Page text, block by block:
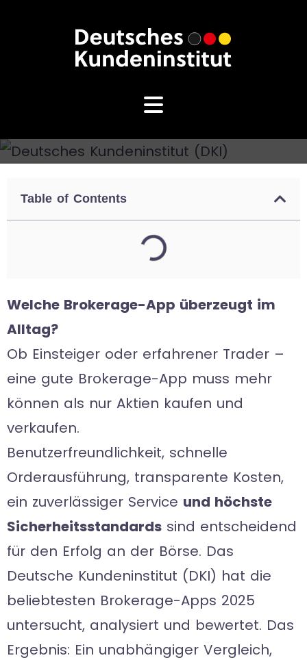
Table of Contents
Welche Brokerage-App überzeugt im
Alltag?
Ob Einsteiger oder erfahrener Trader –
eine gute Brokerage-App muss mehr
können als nur Aktien kaufen und
verkaufen.
Benutzerfreundlichkeit, schnelle
Orderausführung, transparente Kosten,
ein zuverlässiger Service und höchste
Sicherheitsstandards sind entscheidend
für den Erfolg an der Börse. Das
Deutsche Kundeninstitut (DKI) hat die
beliebtesten Brokerage-Apps 2025
untersucht, analysiert und bewertet. Das
Ergebnis: Ein unabhängiger Vergleich,